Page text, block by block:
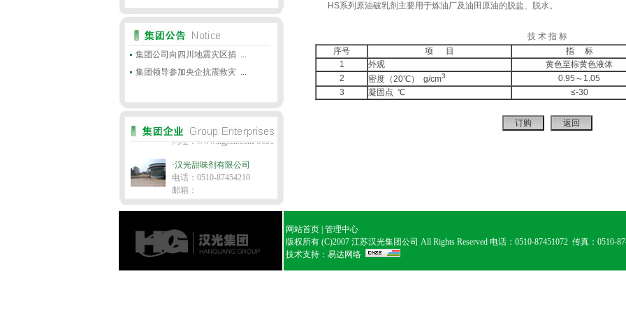
集团公司向四川地震灾区捐 ...
集团领导参加央企抗震救灾 ...
·汉光甜味剂有限公司
电话：0510-87454210
网址：www.hgjtcn.com/web2
电话：0510-874517
邮箱：
网址：www.hgjtcn.com/web1
·汉光甜味剂有限公司
电话：0510-87454210
邮箱：
网址：www.hgjtcn.com/web2
电话：0510-874517
邮箱：
HS系列原油破乳剂主要用于炼油厂及油田原油的脱盐、脱水。
技 术 指 标
序号
项 目
指 标
1
外观
黄色至棕黄色液体
2
密度（20℃） g/cm3
0.95～1.05
3
凝固点 ℃ ≤-30
网站首页 管理中心
版权所有 (C)2007 江苏汉光集团公司 All Rights Reserved 电话： 0510-87451072 传真：0510-
技术支持： 易达网络